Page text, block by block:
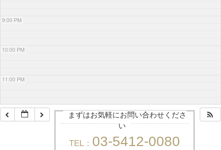
9:00 PM
10:00 PM
11:00 PM
まずはお気軽にお問い合わせくださ
い
TEL： 03-5412-0080